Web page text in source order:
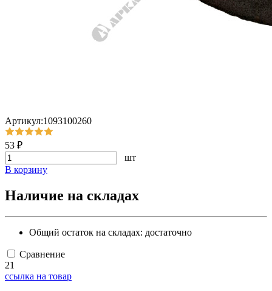
Артикул:1093100260
53 ₽
шт
В корзину
Наличие на складах
Общий остаток на складах: достаточно
Сравнение
21
ссылка на товар